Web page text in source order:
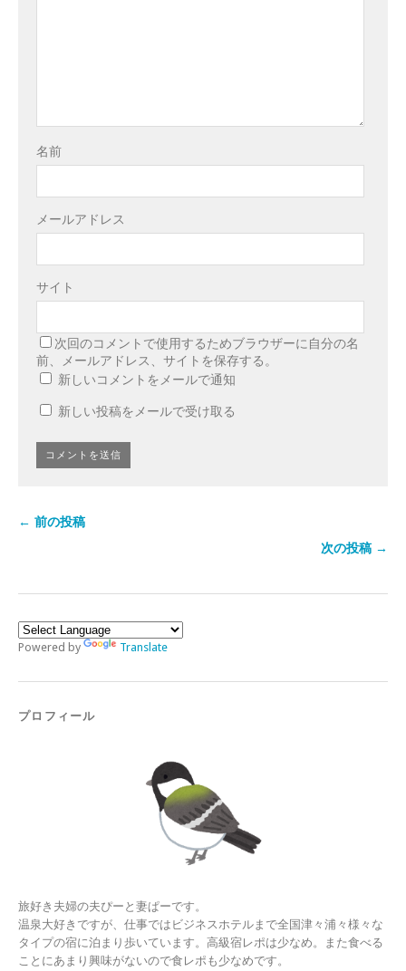
名前
メールアドレス
サイト
次回のコメントで使用するためブラウザーに自分の名
前、メールアドレス、サイトを保存する。
新しいコメントをメールで通知
新しい投稿をメールで受け取る
← 前の投稿
次の投稿 →
Powered by Translate
プロフィール
旅好き夫婦の夫ぴーと妻ぱーです。
温泉大好きですが、仕事ではビジネスホテルまで全国津々浦々様々な
タイプの宿に泊まり歩いています。高級宿レポは少なめ。また食べる
ことにあまり興味がないので食レポも少なめです。